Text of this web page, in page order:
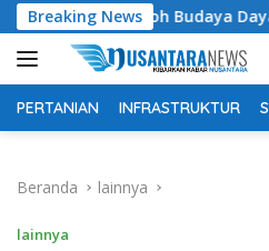
Langsung
ke
konten
Breaking News
Budaya Dayak Bidayuh Raih
PERTANIAN INFRASTRUKTUR
Beranda lainnya
lainnya